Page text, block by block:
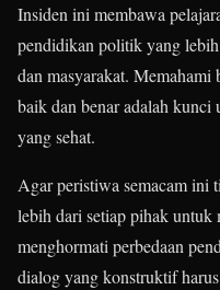
Insiden ini membawa
pendidikan politik yang
dan masyarakat. Memahami
baik dan benar adalah kunci
yang sehat.
Agar peristiwa semacam ini
lebih dari setiap pihak
menghormati perbedaan
dialog yang konstruktif